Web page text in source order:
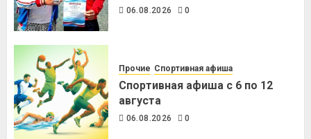
06.08.2026 0
Прочие Спортивная афиша
Спортивная афиша с 6 по 12
августа
06.08.2026 0